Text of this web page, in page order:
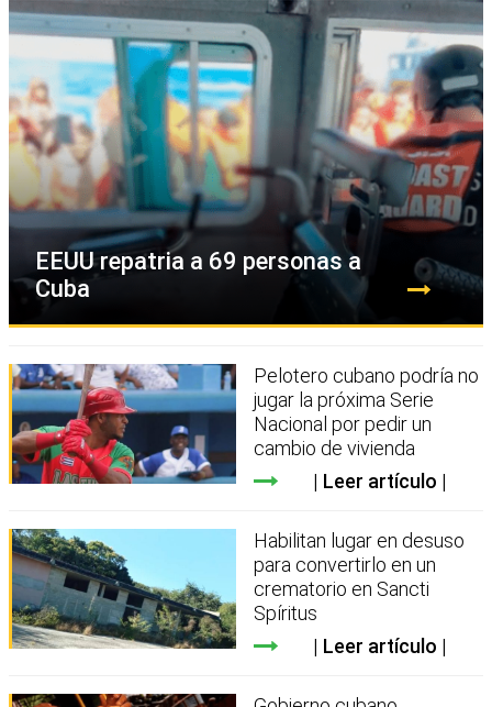
EEUU repatria a 69 personas a
Cuba
Pelotero cubano podría no
jugar la próxima Serie
Nacional por pedir un
cambio de vivienda
Leer artículo
Habilitan lugar en desuso
para convertirlo en un
crematorio en Sancti
Spíritus
Leer artículo